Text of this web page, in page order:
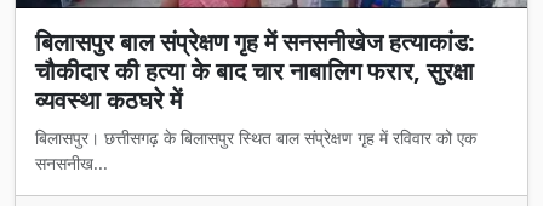
बिलासपुर बाल संप्रेक्षण गृह में सनसनीखेज हत्याकांड:
चौकीदार की हत्या के बाद चार नाबालिग फरार, सुरक्षा
व्यवस्था कठघरे में
बिलासपुर। छत्तीसगढ़ के बिलासपुर स्थित बाल संप्रेक्षण गृह में रविवार को एक
सनसनीख...